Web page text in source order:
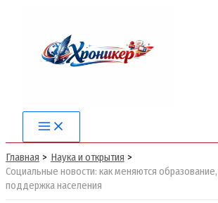
содержимому
Main
Menu
Главная
Наука и открытия
Социальные новости: как меняются
поддержка населения